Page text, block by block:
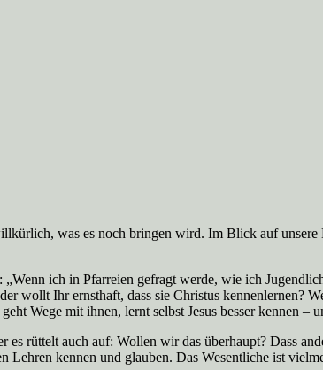
was es noch bringen wird. Im Blick auf
ich in Pfarreien gefragt werde, wie ich
wollt Ihr ernsthaft, dass sie Christus kennenlernen?
Wege mit ihnen, lernt selbst Jesus besser kennen –
rüttelt auch auf: Wollen wir das überhaupt? Dass
kennen und glauben. Das Wesentliche ist